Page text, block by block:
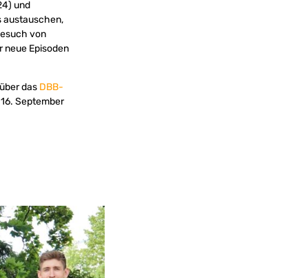
und
austauschen,
von
neue Episoden
das DBB-
September